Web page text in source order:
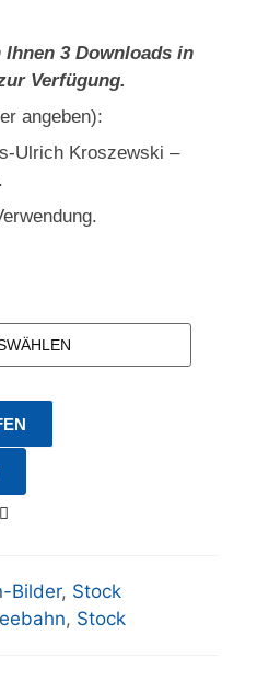
3 Downloads in
Verfügung.
angeben):
Ulrich Kroszewski –
Bilder, Stock
, Stock